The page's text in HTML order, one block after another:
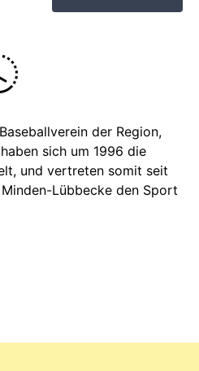
der Region,
sich um 1996 die
und vertreten somit seit
Lübbecke den Sport